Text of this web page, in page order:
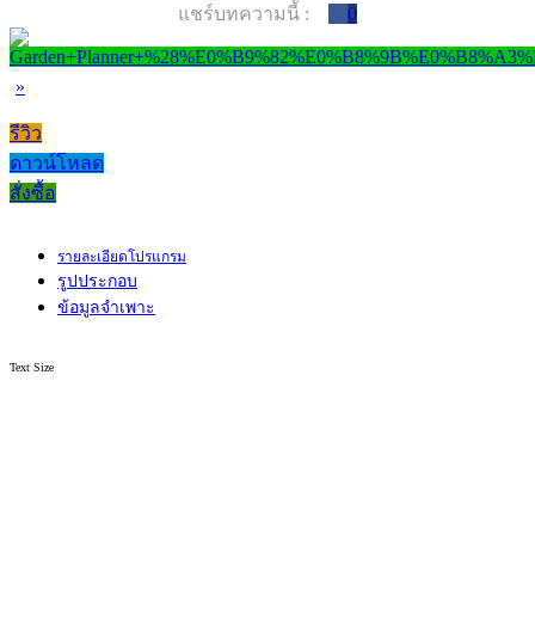
แชร์บทความนี้ : 0
»
รีวิว
ดาวน์โหลด
สั่งซื้อ
รายละเอียดโปรแกรม
รูปประกอบ
ข้อมูลจำเพาะ
Text Size